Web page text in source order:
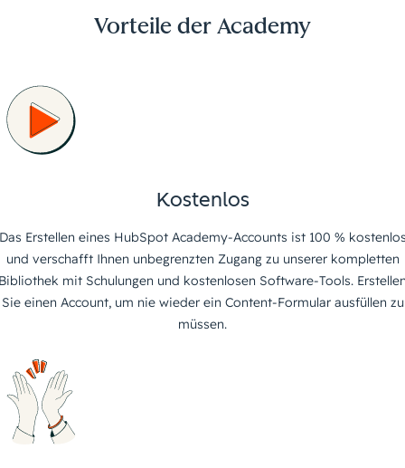
Vorteile der Academy
Kostenlos
Erstellen eines HubSpot Academy-Accounts ist 100 %
und verschafft Ihnen unbegrenzten Zugang zu unserer kompletten
mit Schulungen und kostenlosen Software-Tools.
Sie einen Account, um nie wieder ein Content-Formular ausfüllen zu
müssen.